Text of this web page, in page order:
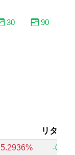
30 90
リター
5.2936% -